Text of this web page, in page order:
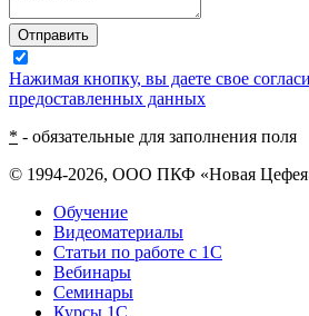
Отправить
Нажимая кнопку, вы даете свое
предоставленных данных
* - обязательные для заполнения поля
© 1994-2026, ООО ПКФ «Новая
Обучение
Видеоматериалы
Статьи по работе с 1С
Вебинары
Семинары
Курсы 1С